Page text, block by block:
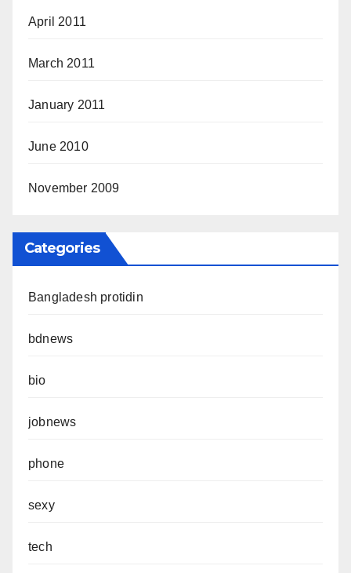
April 2011
March 2011
January 2011
June 2010
November 2009
Categories
Bangladesh protidin
bdnews
bio
jobnews
phone
sexy
tech